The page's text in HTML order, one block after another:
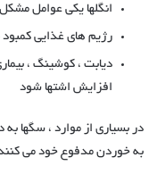
انگلها یکی عوامل
رژیم های غذایی
دیابت ، کوشینگ ،
افزایش اشتها شود
در بسیاری از موارد ، سگها
به خوردن مدفوع خود می کنند